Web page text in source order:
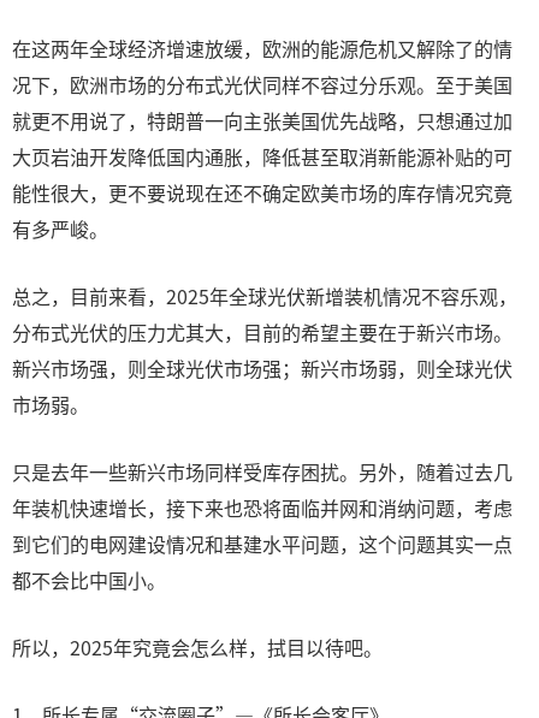
在这两年全球经济增速放缓，欧洲的能源危机又解除了的情
况下，欧洲市场的分布式光伏同样不容过分乐观。至于美国
就更不用说了，特朗普一向主张美国优先战略，只想通过加
大页岩油开发降低国内通胀，降低甚至取消新能源补贴的可
能性很大，更不要说现在还不确定欧美市场的库存情况究竟
有多严峻。
总之，目前来看，2025年全球光伏新增装机情况不容乐观，
分布式光伏的压力尤其大，目前的希望主要在于新兴市场。
新兴市场强，则全球光伏市场强；新兴市场弱，则全球光伏
市场弱。
只是去年一些新兴市场同样受库存困扰。另外，随着过去几
年装机快速增长，接下来也恐将面临并网和消纳问题，考虑
到它们的电网建设情况和基建水平问题，这个问题其实一点
都不会比中国小。
所以，2025年究竟会怎么样，拭目以待吧。